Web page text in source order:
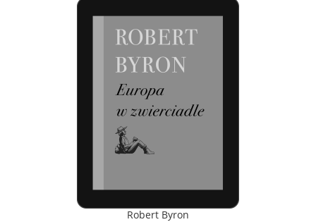
Robert Byron